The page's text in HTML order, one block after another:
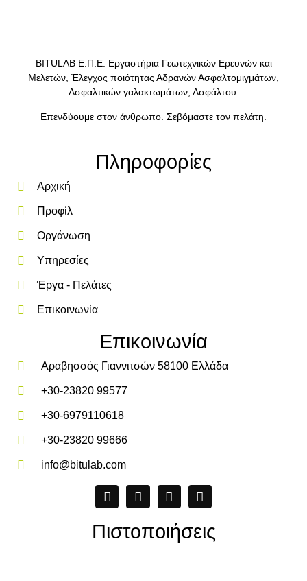
BITULAB Ε.Π.Ε. Εργαστήρια Γεωτεχνικών Ερευνών και
Μελετών, Έλεγχος ποιότητας Αδρανών Ασφαλτομιγμάτων,
Ασφαλτικών γαλακτωμάτων, Ασφάλτου.
Επενδύουμε στον άνθρωπο. Σεβόμαστε τον πελάτη.
Πληροφορίες
Αρχική
Προφίλ
Οργάνωση
Υπηρεσίες
Έργα - Πελάτες
Επικοινωνία
Επικοινωνία
Αραβησσός Γιαννιτσών 58100 Ελλάδα
+30-23820 99577
+30-6979110618
+30-23820 99666
info@bitulab.com
Πιστοποιήσεις